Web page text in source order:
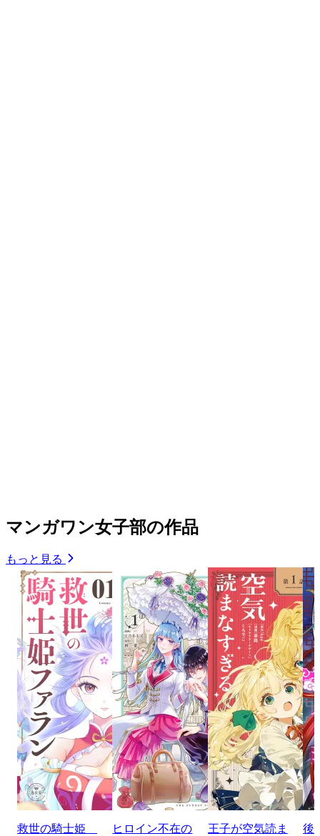
マンガワン女子部の作品
もっと見る
救世の騎士姫
ヒロイン不在の
王子が空気読ま
後